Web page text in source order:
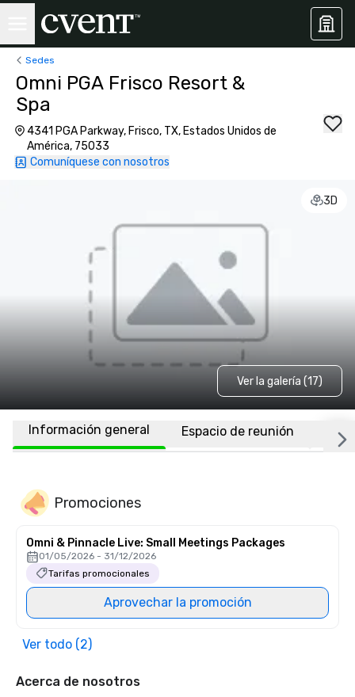
Sedes
Omni PGA Frisco Resort &
Spa
4341 PGA Parkway, Frisco, TX, Estados Unidos de
América, 75033
Comuníquese con nosotros
3D
Ver la galería (17)
Información general Espacio de reunión
Promociones
Omni & Pinnacle Live: Small Meetings Packages
01/05/2026 - 31/12/2026
Tarifas promocionales
Aprovechar la promoción
Ver todo (2)
Acerca de nosotros